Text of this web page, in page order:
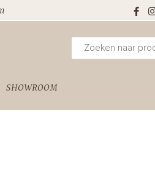
Producten
zoeken
SHOWROOM